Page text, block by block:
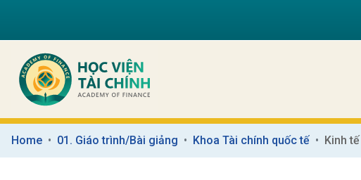
Home 01. Giáo trình/Bài giảng Khoa Tài chính quốc tế